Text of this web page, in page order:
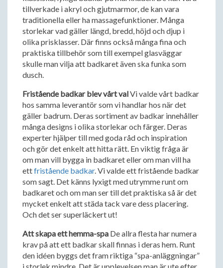
tillverkade i akryl och gjutmarmor, de kan vara
traditionella eller ha massagefunktioner. Många
storlekar vad gäller längd, bredd, höjd och djup i
olika prisklasser. Där finns också många fina och
praktiska tillbehör som till exempel glasväggar
skulle man vilja att badkaret även ska funka som
dusch.
Fristående badkar blev vårt valVi valde vårt badkar
hos samma leverantör som vi handlar hos när det
gäller badrum. Deras sortiment av badkar innehåller
många designs i olika storlekar och färger. Deras
experter hjälper till med goda råd och inspiration
och gör det enkelt att hitta rätt. En viktig fråga är
om man vill bygga in badkaret eller om man vill ha
ettfristående badkar. Vi valde ett fristående badkar
som sagt. Det känns lyxigt med utrymme runt om
badkaret och om man ser till det praktiska så är det
mycket enkelt att städa tack vare dess placering.
Och det ser superläckert ut!
Att skapa ett hemma-spa De allra flesta har numera
krav på att ett badkar skall finnas i deras hem. Runt
den idéen byggs det fram riktiga “spa-anläggningar”